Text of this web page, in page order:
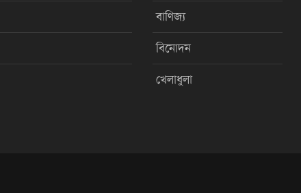
বাণিজ্য
বিনোদন
খেলাধুলা